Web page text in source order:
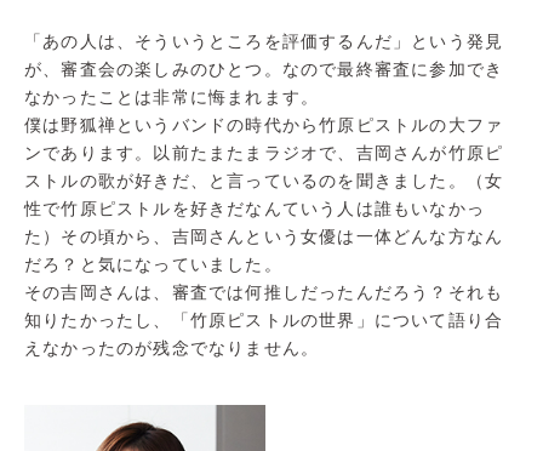
「あの人は、そういうところを評価するんだ」という発見
が、審査会の楽しみのひとつ。なので最終審査に参加でき
なかったことは非常に悔まれます。
僕は野狐禅というバンドの時代から竹原ピストルの大ファ
ンであります。以前たまたまラジオで、吉岡さんが竹原ピ
ストルの歌が好きだ、と言っているのを聞きました。（女
性で竹原ピストルを好きだなんていう人は誰もいなかっ
た）その頃から、吉岡さんという女優は一体どんな方なん
だろ？と気になっていました。
その吉岡さんは、審査では何推しだったんだろう？それも
知りたかったし、「竹原ピストルの世界」について語り合
えなかったのが残念でなりません。